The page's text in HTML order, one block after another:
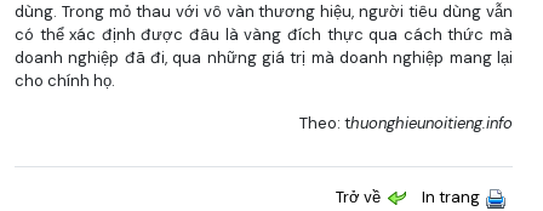
dùng. Trong mỏ thau với vô vàn thương hiệu, người tiêu dùng vẫn
có thể xác định được đâu là vàng đích thực qua cách thức mà
doanh nghiệp đã đi, qua những giá trị mà doanh nghiệp mang lại
cho chính họ.
Theo: thuonghieunoitieng.info
Trở về In trang